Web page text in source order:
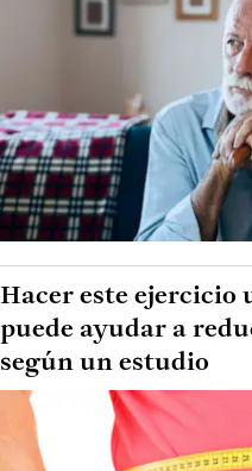
Hacer este ejercicio
puede ayudar a
según un estudio